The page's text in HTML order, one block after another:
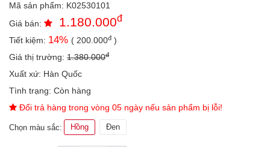
an
toàn
Bé
tắm
Bé
mà
học
Dành
Mã sản phẩm: K02530101
Giá bán:
1.180.000đ
Tiết kiệm: 14% ( 200.000đ )
Giá thị trường: 1.380.000đ
Xuất xứ: Hàn Quốc
Tình trạng: Còn hàng
Đổi trả hàng trong vòng 05 ngày nếu sản phẩm bị lỗi!
Chọn màu sắc: Hồng Đen